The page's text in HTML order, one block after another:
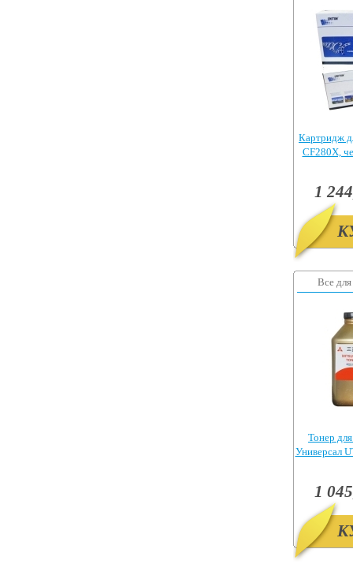
Картридж
CF280X,
1
Все
Тонер
Универсал
1